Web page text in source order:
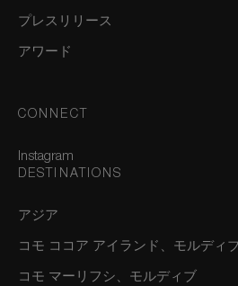
プレスリリース
アワード
CONNECT
Instagram
DESTINATIONS
アジア
コモ ココア アイランド、モルディブ
コモ マーリフシ、モルディブ